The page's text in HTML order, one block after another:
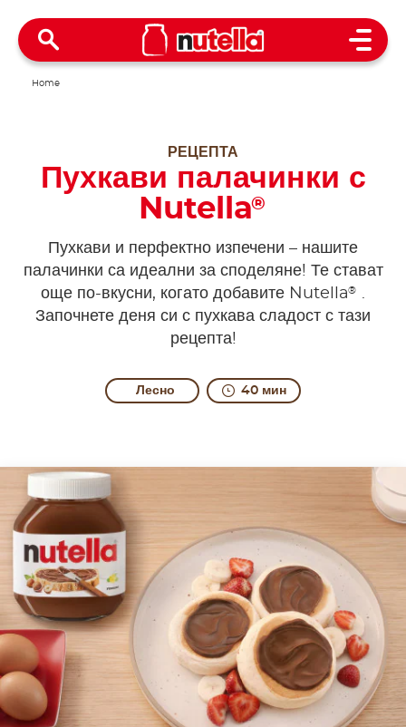
Open
Home
РЕЦЕПТА
Пухкави палачинки с
Nutella®
Пухкави и перфектно изпечени – нашите
палачинки са идеални за споделяне! Те стават
още по-вкусни, когато добавите Nutella®
.
Започнете деня си с пухкава сладост с тази
рецепта!
Лесно 40 мин